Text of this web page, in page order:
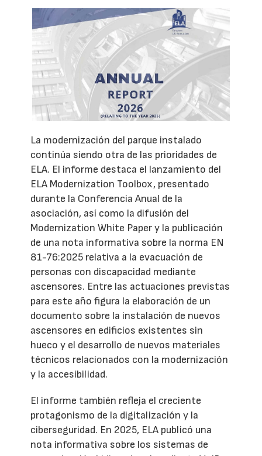
La modernización del parque instalado
continúa siendo otra de las prioridades de
ELA. El informe destaca el lanzamiento del
ELA Modernization Toolbox, presentado
durante la Conferencia Anual de la
asociación, así como la difusión del
Modernization White Paper y la publicación
de una nota informativa sobre la norma EN
81-76:2025 relativa a la evacuación de
personas con discapacidad mediante
ascensores. Entre las actuaciones previstas
para este año figura la elaboración de un
documento sobre la instalación de nuevos
ascensores en edificios existentes sin
hueco y el desarrollo de nuevos materiales
técnicos relacionados con la modernización
y la accesibilidad.
El informe también refleja el creciente
protagonismo de la digitalización y la
ciberseguridad. En 2025, ELA publicó una
nota informativa sobre los sistemas de